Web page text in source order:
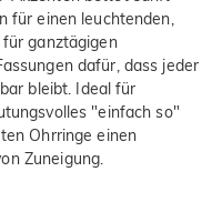
für einen leuchtenden,
ganztägigen
dafür, dass jeder
bleibt. Ideal für
"einfach so"
Ohrringe einen
Zuneigung.